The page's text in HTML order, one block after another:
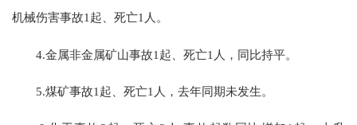
机械伤害事故1起、死亡1人。
4.金属非金属矿山事故1起、死亡1人，同比持平。
5.煤矿事故1起、死亡1人，去年同期未发生。